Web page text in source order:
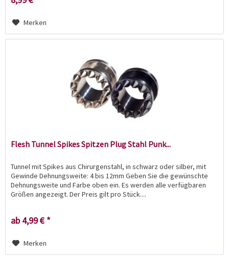
Merken
Flesh Tunnel Spikes Spitzen Plug Stahl Punk...
Tunnel mit Spikes aus Chirurgenstahl, in schwarz oder silber, mit
Gewinde Dehnungsweite: 4 bis 12mm Geben Sie die gewünschte
Dehnungsweite und Farbe oben ein. Es werden alle verfügbaren
Größen angezeigt. Der Preis gilt pro Stück....
ab 4,99 € *
Merken